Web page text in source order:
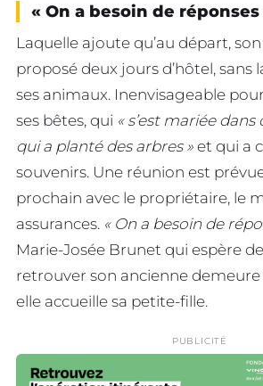
« On a besoin de réponses
Laquelle ajoute qu’au départ,
proposé deux jours d’hôtel, sans
ses animaux. Inenvisageable
ses bêtes, qui « s’est mariée
qui a planté des arbres » et qui a
souvenirs. Une réunion est
prochain avec le propriétaire, le
assurances. « On a besoin de
Marie-Josée Brunet qui espère
retrouver son ancienne demeure
elle accueille sa petite-fille.
PUBLICITÉ